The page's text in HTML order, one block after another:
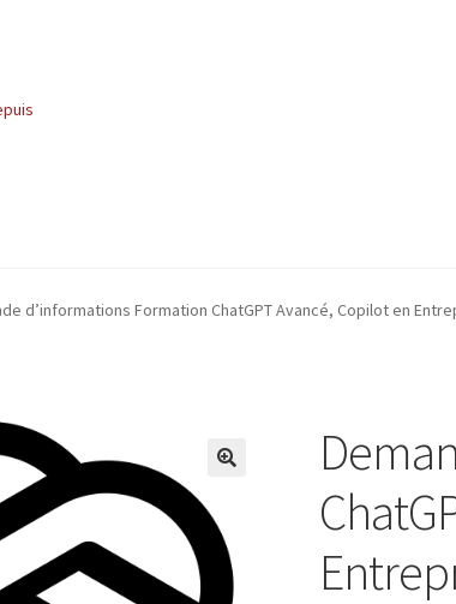
d’informations Formation ChatGPT Avancé, Copilot en